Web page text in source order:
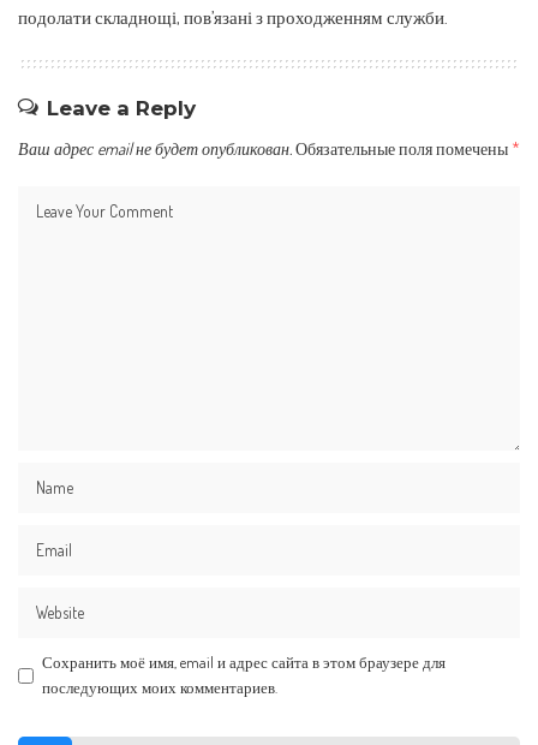
подолати складнощі, пов’язані з проходженням служби.
Leave a Reply
Ваш адрес email не будет опубликован. Обязательные поля помечены *
Сохранить моё имя, email и адрес сайта в этом браузере для
последующих моих комментариев.